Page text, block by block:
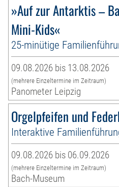
»Auf zur Antarktis –
Mini-Kids«
25-minütige
09.08.2026 bis 13.08.2026
(mehrere Einzeltermine im Zeitraum)
Panometer Leipzig
Orgelpfeifen und
Interaktive
09.08.2026 bis 06.09.2026
(mehrere Einzeltermine im Zeitraum)
Bach-Museum